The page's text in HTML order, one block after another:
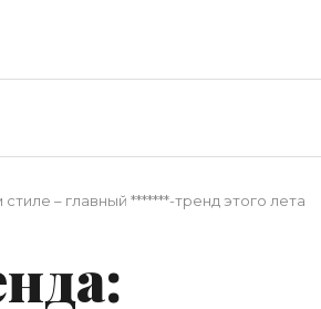
– главный *******-тренд этого лета